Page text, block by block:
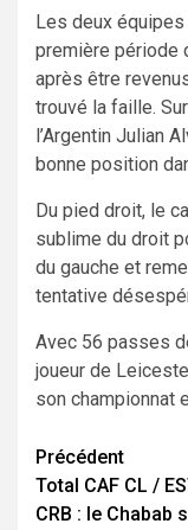
Les deux
première période
après être
trouvé la faille.
l’Argentin Julian
bonne position
Du pied droit, le
sublime du droit
du gauche et
tentative
Avec 56 passes
joueur de
son championnat
d’article
Précédent
Total CAF CL /
CRB : le Chabab